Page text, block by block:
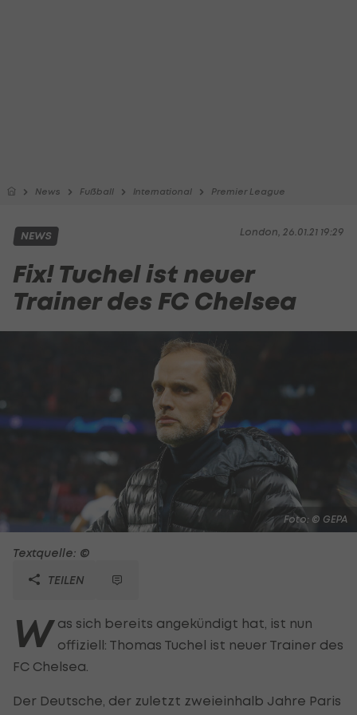
News Fußball International Premier League
London, 26.01.21 19:29
NEWS
Fix! Tuchel ist neuer
Trainer des FC Chelsea
Foto: © GEPA
Textquelle: ©
TEILEN
W as sich bereits angekündigt hat, ist nun
offiziell: Thomas Tuchel ist neuer Trainer des
FC Chelsea.
Der Deutsche, der zuletzt zweieinhalb Jahre Paris